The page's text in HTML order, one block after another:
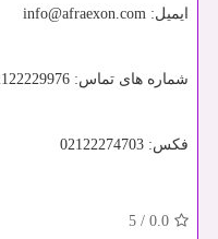
ایمیل: info@afraexon.com
شماره های تماس: 02122229976 - 02122253854 - 02126424094
فکس: 02122274703
0.0
/
5